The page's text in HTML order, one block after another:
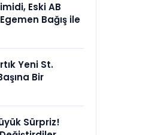
Eski AB
Bağış ile
Yeni St.
Bir
Sürpriz!